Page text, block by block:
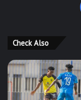
Check Also